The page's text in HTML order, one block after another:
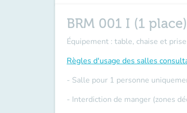
BRM 001 I (1 place)
Équipement : table, chaise et
Règles d'usage des salles
- Salle pour 1 personne
- Interdiction de manger (zones